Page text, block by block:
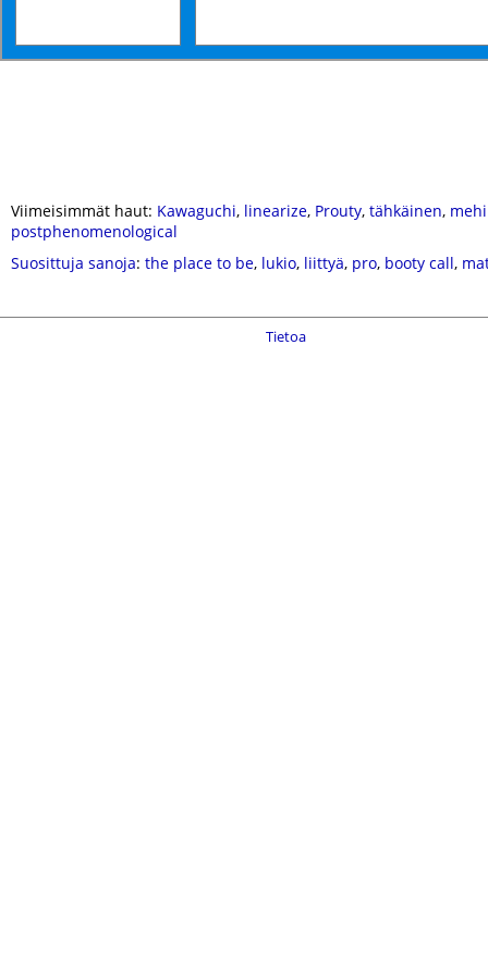
Viimeisimmät haut: Kawaguchi, linearize, Prouty, tähkäinen,
postphenomenological
Suosittuja sanoja: the place to be, lukio, liittyä, pro, booty call,
Tietoa